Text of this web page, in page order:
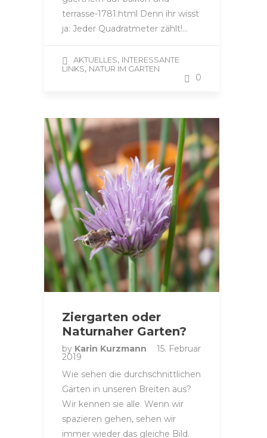
terrasse-1781.html Denn ihr wisst
ja: Jeder Quadratmeter zählt!…
AKTUELLES, INTERESSANTE
LINKS, NATUR IM GARTEN
0
Ziergarten oder
Naturnaher Garten?
by Karin Kurzmann 15. Februar
2019
Wie sehen die durchschnittlichen
Gärten in unseren Breiten aus?
Wir kennen sie alle. Wenn wir
spazieren gehen, sehen wir
immer wieder das gleiche Bild.